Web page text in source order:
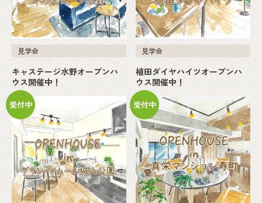
見学会
キャステージ水野オープンハ
ウス開催中！
見学会
植田ダイヤハイツオープンハ
ウス開催中！
受付中 受付中